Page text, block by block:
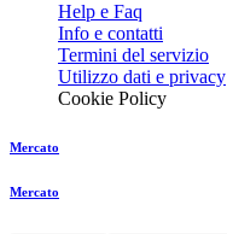
Help e Faq
Info e contatti
Termini del servizio
Utilizzo dati e privacy
Cookie Policy
Mercato
Mercato